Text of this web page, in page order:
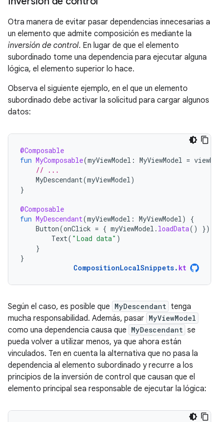
Otra manera de evitar pasar dependencias innecesarias a
un elemento que admite composición es mediante la
inversión de control. En lugar de que el elemento
subordinado tome una dependencia para ejecutar alguna
lógica, el elemento superior lo hace.
Observa el siguiente ejemplo, en el que un elemento
subordinado debe activar la solicitud para cargar algunos
datos:
@Composable
fun MyComposable(myViewModel : MyViewModel =
// ...
MyDescendant(myViewModel)
}
@Composable
fun MyDescendant(myViewModel : MyViewModel)
{
Button(onClick = { myViewModel . loadData() })
Text( "Load data" )
}
}
CompositionLocalSnippets. kt
Según el caso, es posible que MyDescendant tenga
mucha responsabilidad. Además, pasar MyViewModel
como una dependencia causa que MyDescendant se
pueda volver a utilizar menos, ya que ahora están
vinculados. Ten en cuenta la alternativa que no pasa la
dependencia al elemento subordinado y recurre a los
principios de la inversión de control que causan que el
elemento principal sea responsable de ejecutar la lógica: